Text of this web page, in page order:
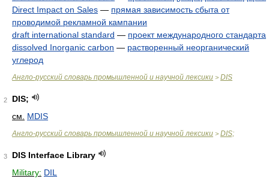
Direct Impact on Sales — прямая зависимость сбыта от
проводимой рекламной кампании
draft international standard — проект международного стандарта
dissolved Inorganic carbon — растворенный неорганический
углерод
Англо-русский словарь промышленной и научной лексики > DIS
2
DIS;
см.
MDIS
Англо-русский словарь промышленной и научной лексики > DIS;
3
DIS Interface Library
Military: DIL